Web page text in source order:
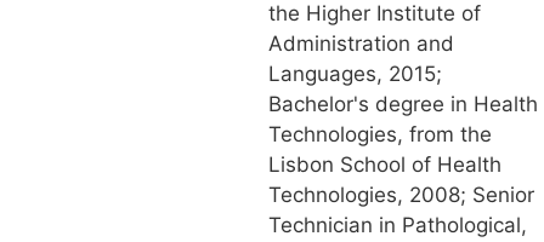
the Higher Institute of
Administration and
Languages, 2015;
Bachelor's degree in Health
Technologies, from the
Lisbon School of Health
Technologies, 2008; Senior
Technician in Pathological,